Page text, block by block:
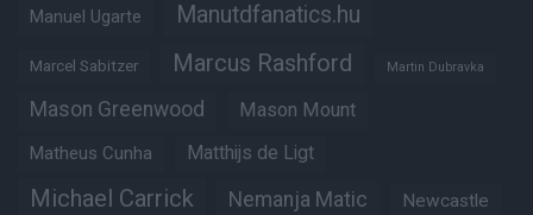
Manuel Ugarte Manutdfanatics.hu
Marcel Sabitzer Marcus Rashford Martin Dubravka
Mason Greenwood Mason Mount
Matheus Cunha Matthijs de Ligt
Michael Carrick Nemanja Matic Newcastle